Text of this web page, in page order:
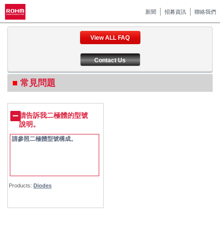
新聞 招募資訊 聯絡我們
View ALL FAQ
Contact Us
常見問題
請告訴我二極體的型號
說明。
請參照二極體型號構成。
Products: Diodes